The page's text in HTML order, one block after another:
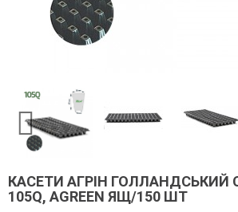
КАСЕТИ АГРІН ГОЛЛАНДСЬКИЙ
105Q, AGREEN ЯЩ/150 ШТ